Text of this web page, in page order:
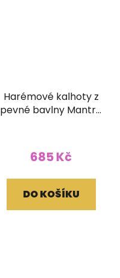
Harémové kalhoty z
pevné bavlny Mantra
685 Kč
DO KOŠÍKU